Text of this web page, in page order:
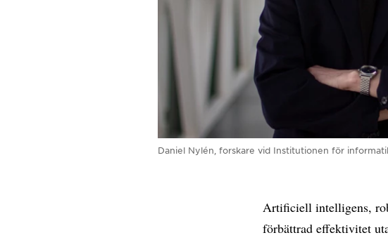
Daniel Nylén, forskare vid Institutionen för
Artificiell intelligens,
förbättrad effektivitet